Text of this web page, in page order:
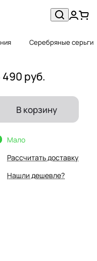
Серебряные серьги
490 руб.
В корзину
Мало
Рассчитать доставку
Нашли дешевле?